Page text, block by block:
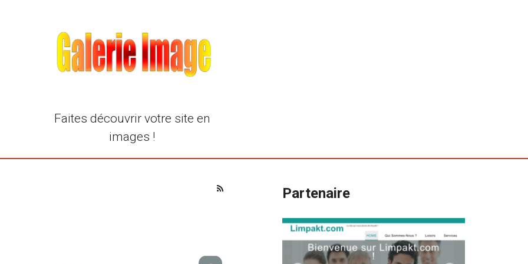
Faites découvrir votre site en
images !
Partenaire